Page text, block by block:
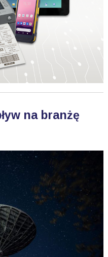
na branżę